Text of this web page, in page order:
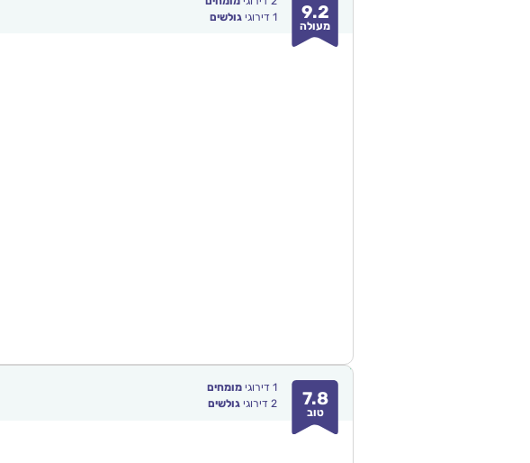
9.2
מעולה
1 דירוגיגולשים
7.8
טוב
1 דירוגימומחים
2 דירוגיגולשים